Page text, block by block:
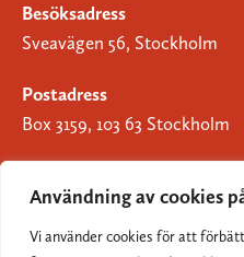
Användning av cookies
Vi använder cookies för att
Besöksadress
Sveavägen 56, Stockholm
Postadress
Box 3159, 103 63 Stockholm
Om